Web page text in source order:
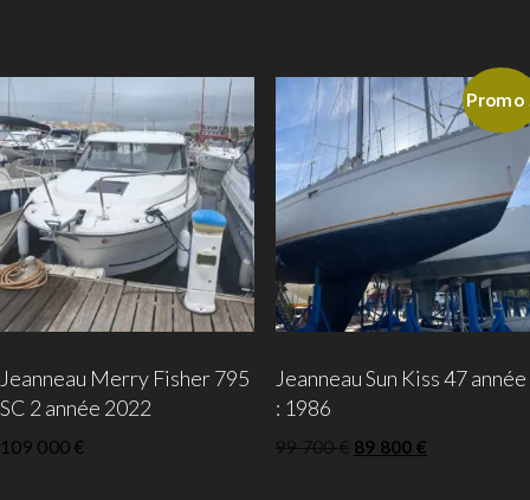
Jeanneau Merry Fisher 795
SC 2 année 2022
109 000 €
Promo
Jeanneau Sun Kiss 47 année
: 1986
99 700€ 89 800 €